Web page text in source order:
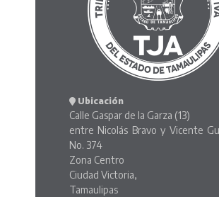
Ubicación
Calle Gaspar de la Garza (13)
entre Nicolás Bravo y Vicente
No. 374
Zona Centro
Ciudad Victoria,
Tamaulipas